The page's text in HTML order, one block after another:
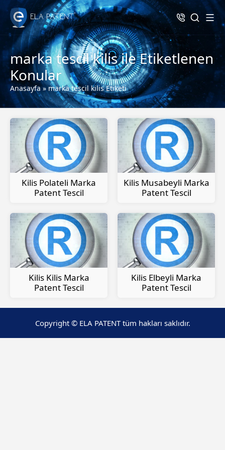
marka tescil kilis ile Etiketlenen
Konular
Anasayfa»marka tescil kilis Etiketi
Kilis Polateli Marka
Patent Tescil
Kilis Musabeyli Marka
Patent Tescil
Kilis Kilis Marka
Patent Tescil
Kilis Elbeyli Marka
Patent Tescil
Copyright © ELA PATENT tüm hakları saklıdır.